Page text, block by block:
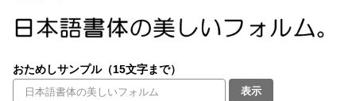
ご利用ガイド
よくあるご質問
すべてを表示
おためしサンプル（15文字まで）
表示